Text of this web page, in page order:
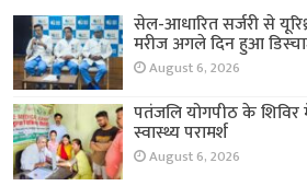
सेल-आधारित सर्जरी से
मरीज अगले दिन हुआ
August 6, 2026
पतंजलि योगपीठ के शिविर
स्वास्थ्य परामर्श
August 6, 2026